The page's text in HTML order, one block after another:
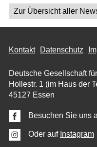
Zur Übersicht aller
Kontakt Datenschutz
Deutsche Gesellschaft
Hollestr. 1 (im Haus der
45127 Essen
Besuchen Sie uns
Oder auf Instagram